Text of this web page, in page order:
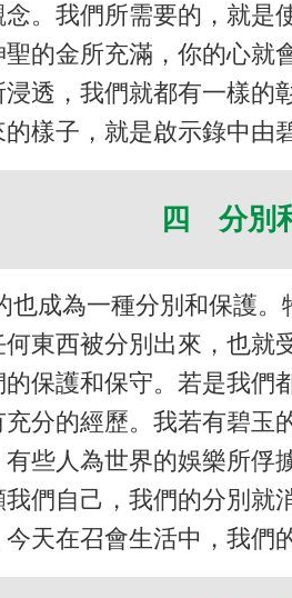
。我們所需要的，就
的金所充滿，你的心
透，我們就都有一樣
樣子，就是啟示錄中由
四 分別
成為一種分別和保護
東西被分別出來，也
保護和保守。若是我
分的經歷。我若有碧
些人為世界的娛樂所
們自己，我們的分別
天在召會生活中，我們